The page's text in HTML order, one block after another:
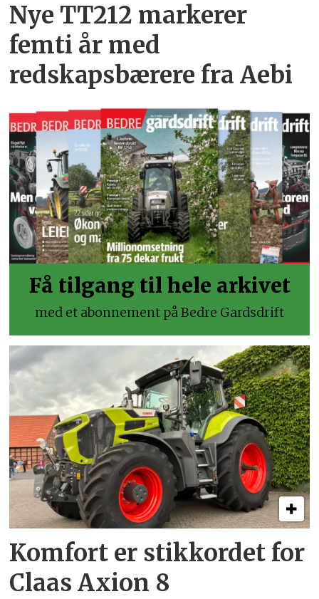
Nye TT212 markerer
femti år­ med
redskapsbærere fra Aebi
Få tilgang til hele arkivet
med et abonnement på Bedre Gardsdrift
Komfort er stikkordet for
Claas Axion 8